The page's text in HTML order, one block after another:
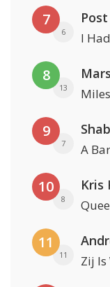
7
6 I
8
13
9
7 A
10
8
Kris
11
11 Zij